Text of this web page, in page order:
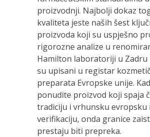
proizvodnji. Najbolji dokaz
kvaliteta jeste naših šest
proizvoda koji su uspješno
rigorozne analize u
Hamilton laboratoriji u Zadru
su upisani u registar
preparata Evropske unije.
ponudite proizvod koji spaja
tradiciju i vrhunsku evropsku
verifikaciju, onda granice
prestaju biti prepreka.